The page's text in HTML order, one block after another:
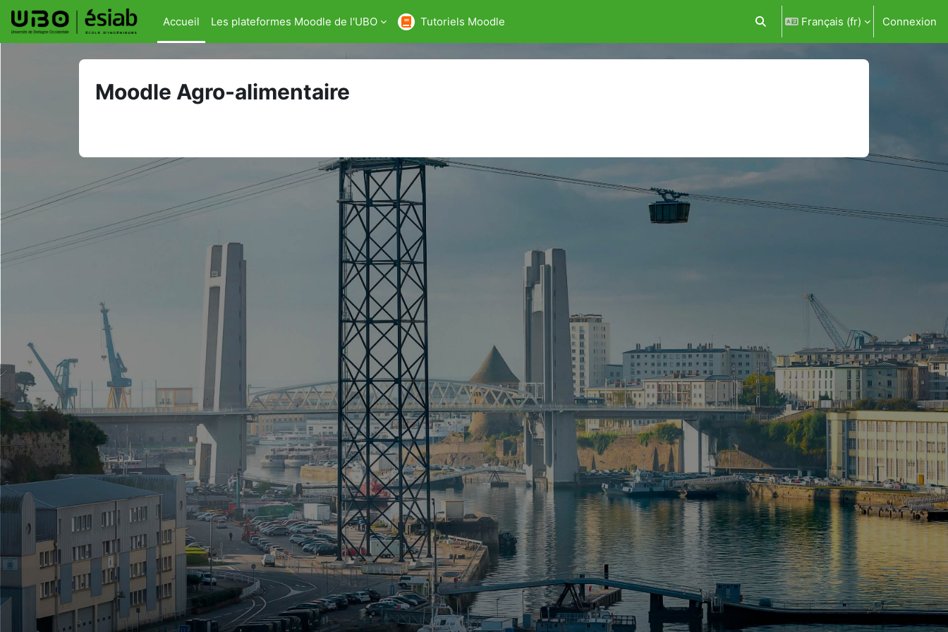
Passer au contenu principal
Accueil
Les plateformes Moodle de l'UBO Tutoriels Moodle Activer/désactiver la saisie de
Français ‎(fr)‎ Connexion
Moodle Agro-alimentaire